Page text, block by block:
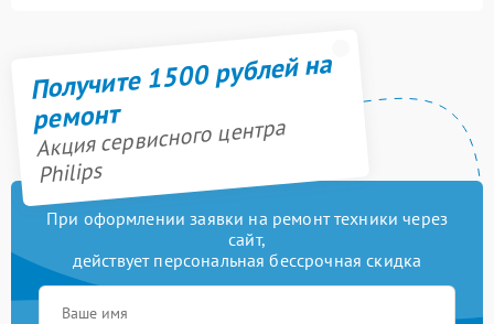
Получите 1500 рублей на
ремонт
Акция сервисного центра
Philips
При оформлении заявки на ремонт техники через
сайт,
действует персональная бессрочная скидка